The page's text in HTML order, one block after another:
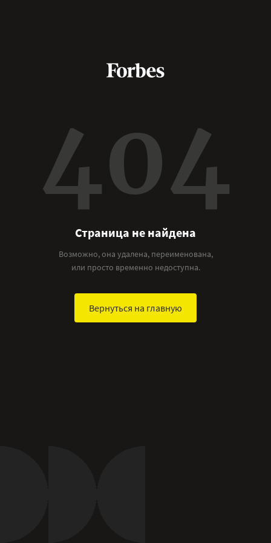
404
Страница не найдена
Возможно, она удалена, переименована,
или просто временно недоступна.
Вернуться на главную